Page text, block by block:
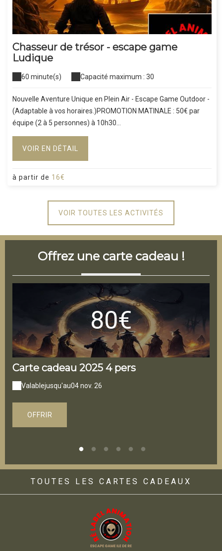
Chasseur de trésor - escape game
Ludique
60 minute(s) Capacité maximum : 30
Nouvelle Aventure Unique en Plein Air - Escape Game Outdoor -
(Adaptable à vos horaires.)PROMOTION MATINALE : 50€ par
équipe (2 à 5 personnes) à 10h30...
VOIR EN DÉTAIL
à partir de 16€
VOIR TOUTES LES ACTIVITÉS
Offrez une carte cadeau !
80€
Carte cadeau 2025 4 pers
Valablejusqu'au04 nov. 26
OFFRIR
TOUTES LES CARTES CADEAUX